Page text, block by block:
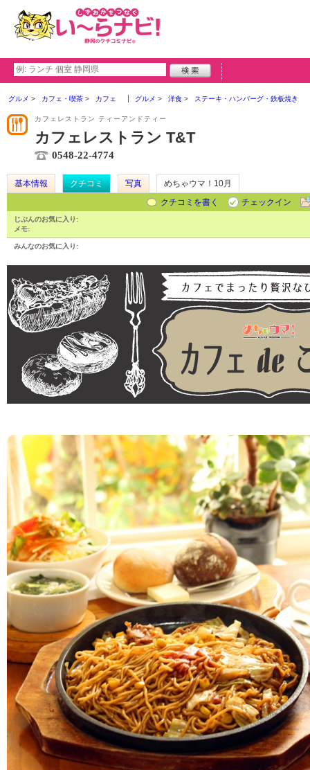
グルメ カフェ・喫茶 カフェ グルメ 洋食 ステーキ・ハンバーグ・鉄板焼き
カフェレストラン ティーアンドティー
カフェレストラン T&T
0548-22-4774
基本情報 クチコミ 写真
めちゃウマ！10月
クチコミを書く
チェックイン
じぶんのお気に入り:
メモ:
みんなのお気に入り: